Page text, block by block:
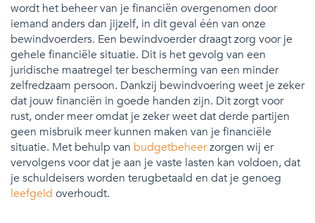
wordt het beheer van je financiën overgenomen door
iemand anders dan jijzelf, in dit geval één van onze
bewindvoerders. Een bewindvoerder draagt zorg voor je
gehele financiële situatie. Dit is het gevolg van een
juridische maatregel ter bescherming van een minder
zelfredzaam persoon. Dankzij bewindvoering weet je zeker
dat jouw financiën in goede handen zijn. Dit zorgt voor
rust, onder meer omdat je zeker weet dat derde partijen
geen misbruik meer kunnen maken van je financiële
situatie. Met behulp van budgetbeheerzorgen wij er
vervolgens voor dat je aan je vaste lasten kan voldoen, dat
je schuldeisers worden terugbetaald en dat je genoeg
leefgeld overhoudt.